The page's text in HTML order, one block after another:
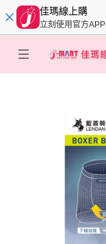
佳瑪線上購
立刻使用官方APP